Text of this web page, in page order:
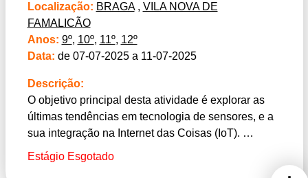
Localização: BRAGA, VILA NOVA DE
FAMALICÃO
Anos: 9º, 10º, 11º, 12º
Data: de 07-07-2025 a 11-07-2025
Descrição:
O objetivo principal desta atividade é explorar as
últimas tendências em tecnologia de sensores, e a
sua integração na Internet das Coisas (IoT).
Vamos identificar as aplicações práticas dos
elementos sensores na tecnologia IoT em
Estágio Esgotado